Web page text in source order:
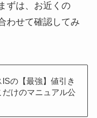
ずは、お近くの
わせて確認してみ
の【最強】値引き
けのマニュアル公